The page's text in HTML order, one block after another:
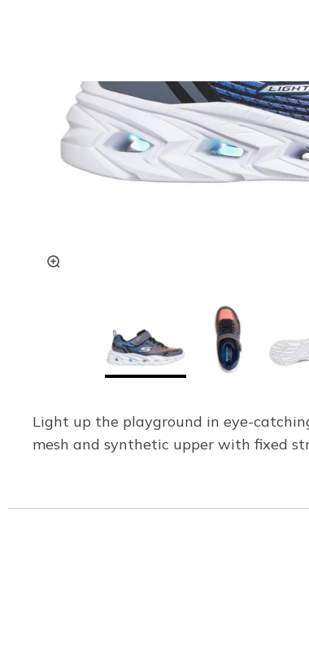
Light up the playground in eye-
mesh and synthetic upper with fixed